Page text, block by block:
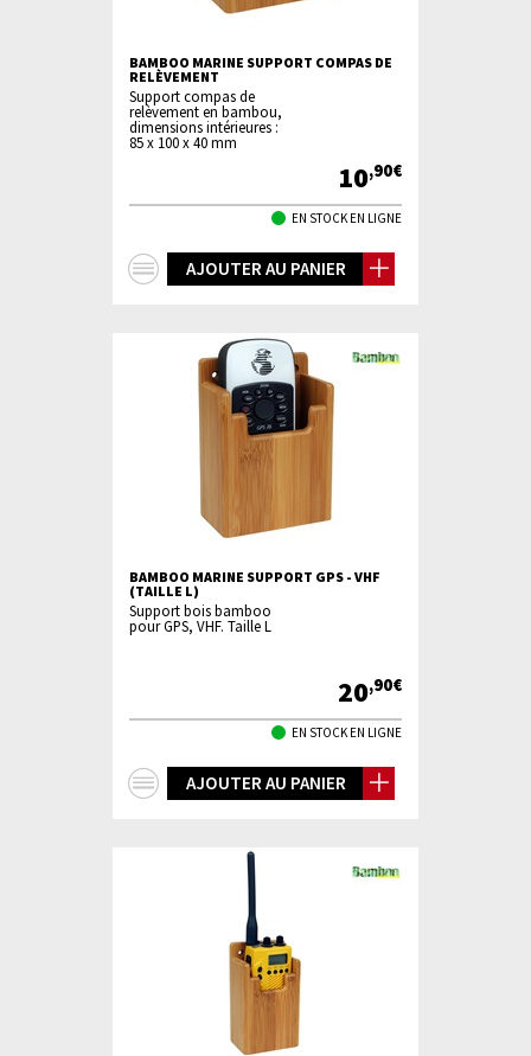
BAMBOO MARINE SUPPORT COMPAS DE
RELÈVEMENT
Support compas de
relèvement en bambou,
dimensions intérieures :
85 x 100 x 40 mm
10,90€
EN STOCK EN LIGNE
AJOUTER AU PANIER
BAMBOO MARINE SUPPORT GPS - VHF
(TAILLE L)
Support bois bamboo
pour GPS, VHF. Taille L
20,90€
EN STOCK EN LIGNE
AJOUTER AU PANIER